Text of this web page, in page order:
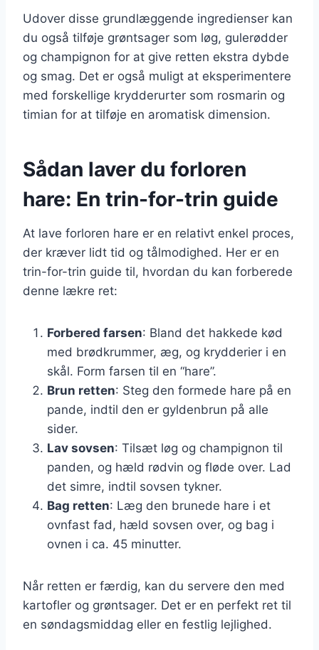
Udover disse grundlæggende ingredienser kan
du også tilføje grøntsager som løg, gulerødder
og champignon for at give retten ekstra dybde
og smag. Det er også muligt at eksperimentere
med forskellige krydderurter som rosmarin og
timian for at tilføje en aromatisk dimension.
Sådan laver du forloren
hare: En trin-for-trin guide
At lave forloren hare er en relativt enkel proces,
der kræver lidt tid og tålmodighed. Her er en
trin-for-trin guide til, hvordan du kan forberede
denne lækre ret:
Forbered farsen: Bland det hakkede kød
med brødkrummer, æg, og krydderier i en
skål. Form farsen til en “hare”.
Brun retten: Steg den formede hare på en
pande, indtil den er gyldenbrun på alle
sider.
Lav sovsen: Tilsæt løg og champignon til
panden, og hæld rødvin og fløde over. Lad
det simre, indtil sovsen tykner.
Bag retten: Læg den brunede hare i et
ovnfast fad, hæld sovsen over, og bag i
ovnen i ca. 45 minutter.
Når retten er færdig, kan du servere den med
kartofler og grøntsager. Det er en perfekt ret til
en søndagsmiddag eller en festlig lejlighed.